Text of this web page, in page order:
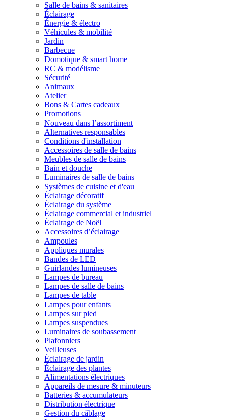
Salle de bains & sanitaires
Éclairage
Énergie & électro
Véhicules & mobilité
Jardin
Barbecue
Domotique & smart home
RC & modélisme
Sécurité
Animaux
Atelier
Bons & Cartes cadeaux
Promotions
Nouveau dans l’assortiment
Alternatives responsables
Conditions d'installation
Accessoires de salle de bains
Meubles de salle de bains
Bain et douche
Luminaires de salle de bains
Systèmes de cuisine et d'eau
Éclairage décoratif
Éclairage du système
Éclairage commercial et industriel
Éclairage de Noël
Accessoires d’éclairage
Ampoules
Appliques murales
Bandes de LED
Guirlandes lumineuses
Lampes de bureau
Lampes de salle de bains
Lampes de table
Lampes pour enfants
Lampes sur pied
Lampes suspendues
Luminaires de soubassement
Plafonniers
Veilleuses
Éclairage de jardin
Éclairage des plantes
Alimentations électriques
Appareils de mesure & minuteurs
Batteries & accumulateurs
Distribution électrique
Gestion du câblage